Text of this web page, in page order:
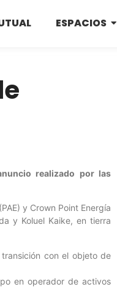
ESPACIOS
realizado por las
y Crown Point Energía
y Koluel Kaike, en tierra
con el objeto de
en operador de activos